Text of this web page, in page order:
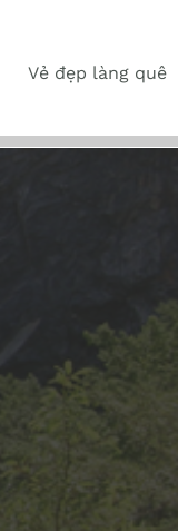
Vẻ đẹp làng quê